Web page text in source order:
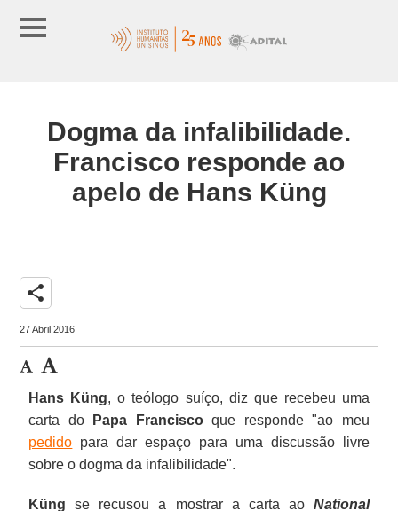
Dogma da infalibilidade.
Francisco responde ao
apelo de Hans Küng
share
27 Abril 2016
Hans Küng, o teólogo suíço, diz que recebeu uma
carta do
Papa Franciscoque responde "ao meu
pedido para dar espaço para uma discussão livre
sobre o dogma da infalibilidade".
Küng se recusou a mostrar a carta ao National